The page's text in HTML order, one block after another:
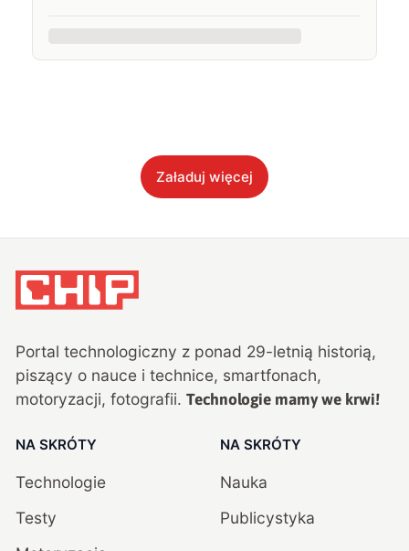
Załaduj więcej
Portal technologiczny z ponad 29-letnią historią,
piszący o nauce i technice, smartfonach,
motoryzacji, fotografii. Technologie mamy we krwi!
NA SKRÓTY
Technologie
Testy
NA SKRÓTY
Nauka
Publicystyka